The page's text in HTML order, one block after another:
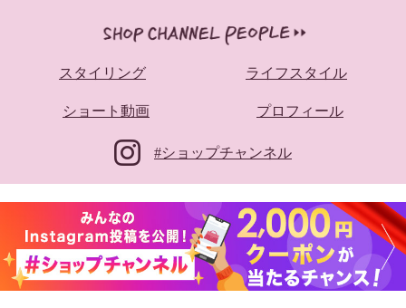
スタイリング ライフスタイル
ショート動画 プロフィール
#ショップチャンネル